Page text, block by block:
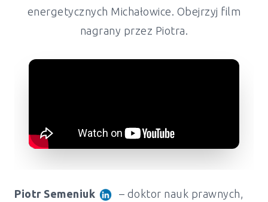
energetycznych Michałowice. Obejrzyj film
nagrany przez Piotra.
Piotr Semeniuk
– doktor nauk prawnych,